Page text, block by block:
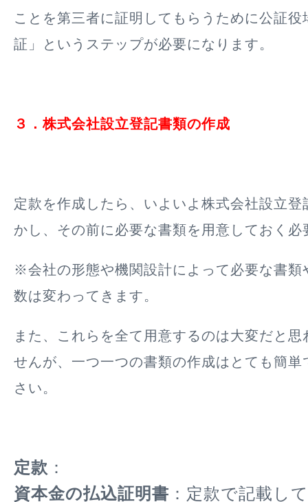
ことを第三者に証明してもらうために公証役
証」というステップが必要になります。
３．株式会社設立登記書類の作成
定款を作成したら、いよいよ株式会社設立登
かし、その前に必要な書類を用意しておく必
※会社の形態や機関設計によって必要な書類
数は変わってきます。
また、これらを全て用意するのは大変だと
せんが、一つ一つの書類の作成はとても簡単
さい。
定款 ：
資本金の払込証明書 ：定款で記載し